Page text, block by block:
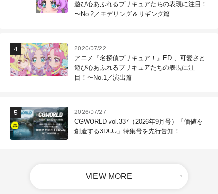
遊び心あふれるプリキュアたちの表現に注目！
〜No.2／モデリング＆リギング篇
2026/07/22
アニメ『名探偵プリキュア！』ED 、可愛さと
遊び心あふれるプリキュアたちの表現に注
目！〜No.1／演出篇
2026/07/27
CGWORLD vol.337（2026年9月号）「価値を
創造する3DCG」特集号を先行告知！
VIEW MORE